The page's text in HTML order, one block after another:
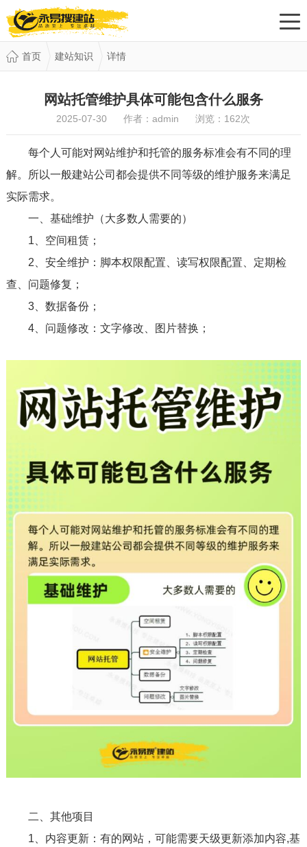
首页 建站知识 详情
网站托管维护具体可能包含什么服务
2025-07-30 作者：admin 浏览： 162次
每个人可能对网站维护和托管的服务标准会有不同的理
解。所以一般建站公司都会提供不同等级的维护服务来满足
实际需求。
一、 基础维护（大多数人需要的）
1、空间租赁；
2、安全维护：脚本权限配置、读写权限配置、定期检
查、问题修复；
3、数据备份；
4、问题修改：文字修改、图片替换；
二、其他项目
1、内容更新：有的网站，可能需要天级更新添加内容,基